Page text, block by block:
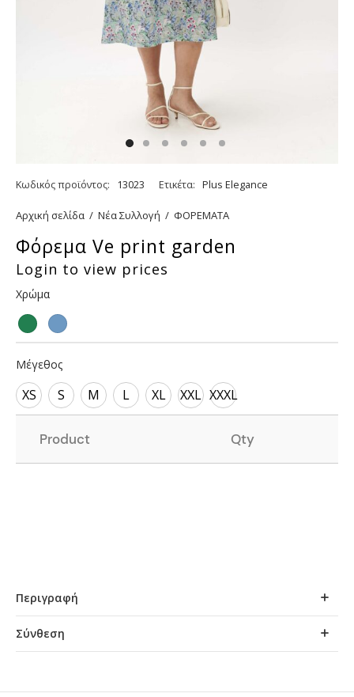
Κωδικός προϊόντος: 13023 Ετικέτα: Plus Elegance
Αρχική σελίδα / Νέα Συλλογή / ΦΟΡΕΜΑΤΑ
Φόρεμα Ve print garden
Login to view prices
Χρώμα
Μέγεθος
XS S M L XL XXL XXXL
Product Qty
Περιγραφή
Σύνθεση